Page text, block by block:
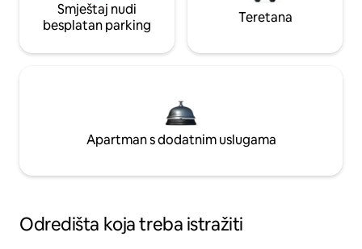
Smještaj nudi
besplatan parking
Teretana
Apartman s dodatnim uslugama
Odredišta koja treba istražiti